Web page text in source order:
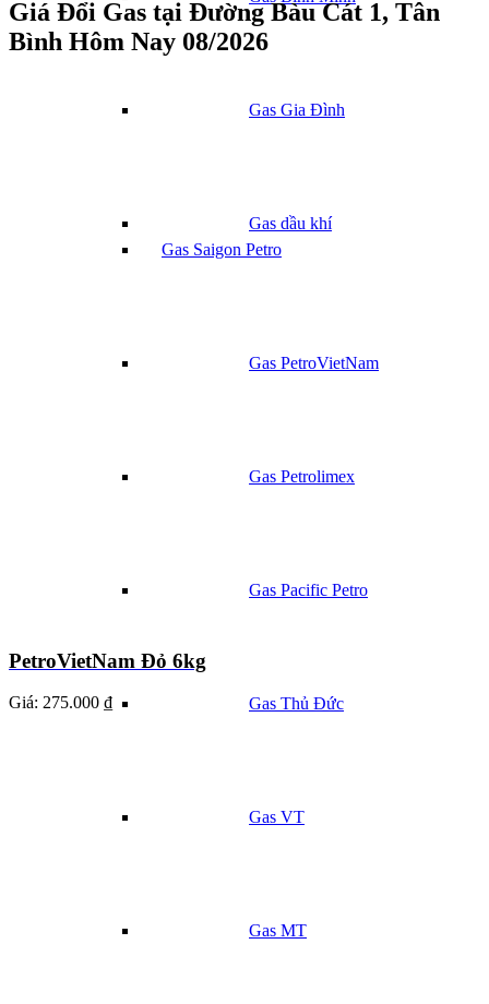
Gas Gia Đình
Gas dầu khí
Gas Saigon Petro
Gas PetroVietNam
Gas Petrolimex
Gas Pacific Petro
Gas Thủ Đức
Gas VT
Gas MT
Giá Đổi Gas tại Đường Bàu Cát 1, Tân
Bình Hôm Nay 08/2026
PetroVietNam Đỏ 6kg
Giá: 275.000 ₫